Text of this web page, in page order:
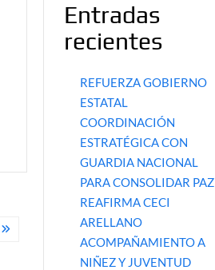
Entradas
recientes
REFUERZA GOBIERNO
ESTATAL
COORDINACIÓN
ESTRATÉGICA CON
GUARDIA NACIONAL
PARA CONSOLIDAR PAZ
REAFIRMA CECI
ARELLANO
ACOMPAÑAMIENTO A
NIÑEZ Y JUVENTUD